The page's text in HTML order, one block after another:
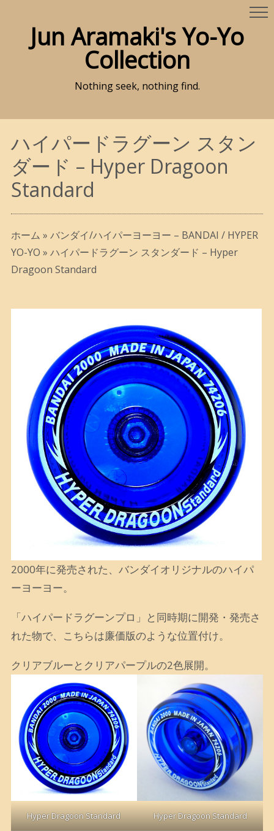
Jun Aramaki's Yo-Yo
Collection
Nothing seek, nothing find.
ハイパードラグーン スタン
ダード – Hyper Dragoon
Standard
ホーム » バンダイ/ハイパーヨーヨー – BANDAI / HYPER
YO-YO » ハイパードラグーン スタンダード – Hyper
Dragoon Standard
2000年に発売された、バンダイオリジナルのハイパ
ーヨーヨー。
「ハイパードラグーンプロ」と同時期に開発・発売さ
れた物で、こちらは廉価版のような位置付け。
クリアブルーとクリアパープルの2色展開。
Hyper Dragoon Standard Hyper Dragoon Standard